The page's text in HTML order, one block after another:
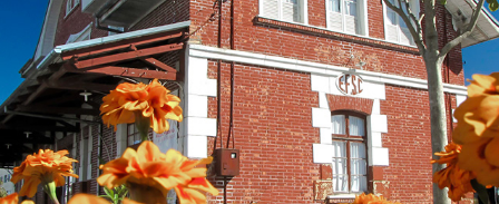
2023
RIO DO SUL